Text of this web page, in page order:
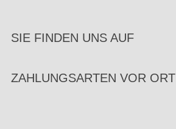
SIE FINDEN UNS AUF
ZAHLUNGSARTEN VOR ORT